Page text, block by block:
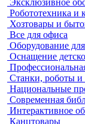
Эксклюзивное
Робототехника и
Хозтовары и
Все для офиса
Оборудование
Оснащение
Станки, роботы и
Национальные
Современная
Интерактивное
Канцтовары